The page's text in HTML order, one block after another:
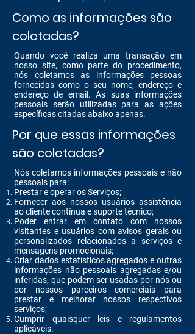
Como as informações são
coletadas?
Quando você realiza uma transação em
nosso site, como parte do procedimento,
nós coletamos as informações pessoas
fornecidas como o seu nome, endereço e
endereço de email. As suas informações
pessoais serão utilizadas para as ações
específicas citadas abaixo apenas.
Por que essas informações
são coletadas?
Nós coletamos informações pessoais e não
pessoais para:
Prestar e operar os Serviços;
Fornecer aos nossos usuários assistência
ao cliente contínua e suporte técnico;
Poder entrar em contato com nossos
visitantes e usuários com avisos gerais ou
personalizados relacionados a serviços e
mensagens promocionais;
Criar dados estatísticos agregados e outras
informações não pessoais agregadas e/ou
inferidas, que podem ser usadas por nós ou
por nossos parceiros comerciais para
prestar e melhorar nossos respectivos
serviços;
Cumprir quaisquer leis e regulamentos
aplicáveis.